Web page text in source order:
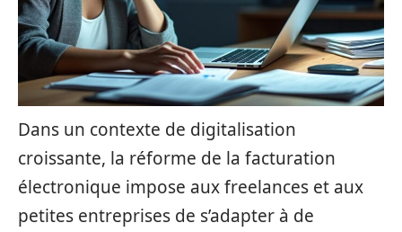
Dans un contexte de digitalisation
croissante, la réforme de la facturation
électronique impose aux freelances et aux
petites entreprises de s’adapter à de